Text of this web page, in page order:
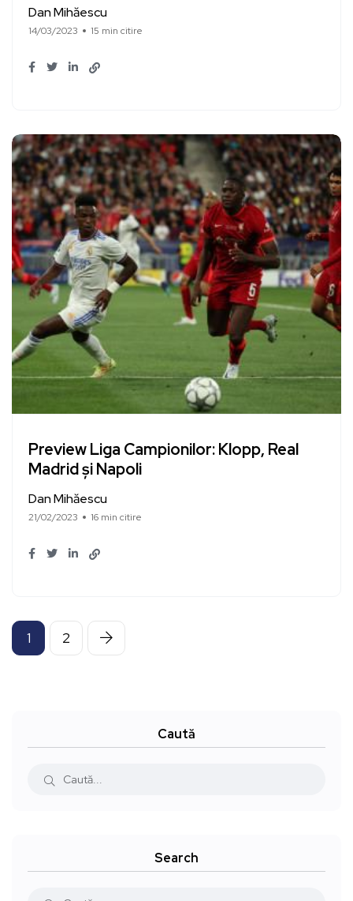
Dan Mihăescu
14/03/2023 15 min citire
Preview Liga Campionilor: Klopp, Real
Madrid și Napoli
Dan Mihăescu
21/02/2023 16 min citire
1 2
Caută
Search